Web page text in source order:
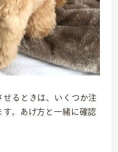
るときは、いくつか注
。あげ方と一緒に確認